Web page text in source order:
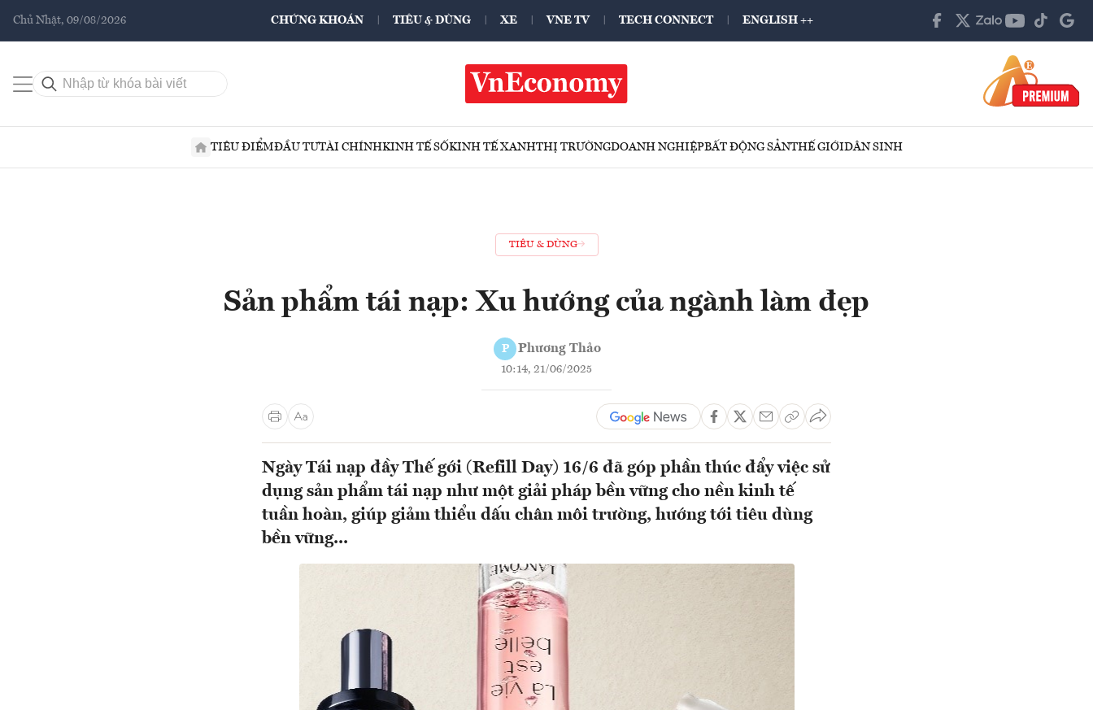
Chủ Nhật, 09/08/2026 CHỨNG KHOÁN TIÊU & DÙNG XE VNE TV TECH CONNECT ENGLISH ++
TIÊU ĐIỂMĐẦU TƯTÀI CHÍNHKINH TẾ SỐKINH TẾ XANHTHỊ TRƯỜNGDOANH NGHIỆPBẤT ĐỘNG SẢNTHẾ GIỚIDÂN SINH
TIÊU & DÙNG
Sản phẩm tái nạp: Xu hướng của ngành làm đẹp
P Phương Thảo
10:14, 21/06/2025
Ngày Tái nạp đầy Thế gới (Refill Day) 16/6 đã góp phần thúc đẩy việc sử
dụng sản phẩm tái nạp như một giải pháp bền vững cho nền kinh tế
tuần hoàn, giúp giảm thiểu dấu chân môi trường, hướng tới tiêu dùng
bền vững...